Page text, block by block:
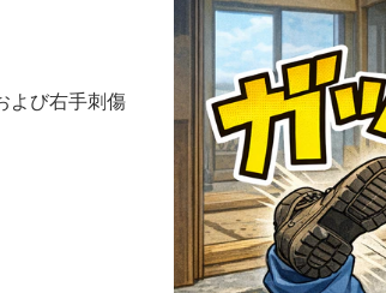
よび右手刺傷